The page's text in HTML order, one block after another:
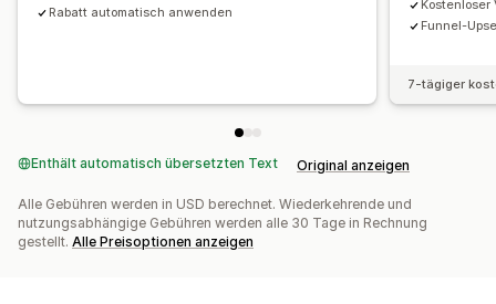
Großhandelspreise Dynamische Preise Individuelle Preise
Rabatt automatisch anwenden
Kostenloser
Funnel-
7-tägiger
Enthält automatisch übersetzten Text Original anzeigen
Alle Gebühren werden in USD berechnet. Wiederkehrende und
nutzungsabhängige Gebühren werden alle 30 Tage in Rechnung
gestellt. Alle Preisoptionen anzeigen